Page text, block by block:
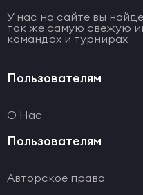
У нас на сайте вы
так же самую свежую
командах и турнирах
Пользователям
О Нас
Пользователям
Авторское право